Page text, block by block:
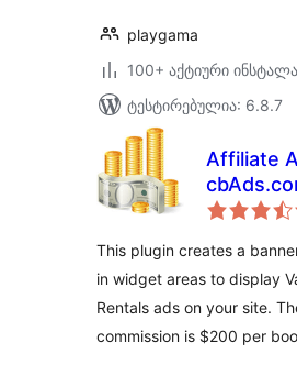
playgama
100+ აქტიური
ტესტირებულია: 6.8.7
Affiliate
This plugin creates a
in widget areas to display
Rentals ads on your site.
commission is $200 per